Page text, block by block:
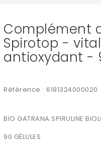
Complément
Spirotop -
antioxydant -
Référence : 6191324000020
BIO GATRANA SPIRULINE
90 GÉLULES